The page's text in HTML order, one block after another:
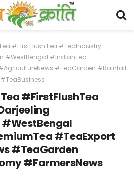
#FirstFlushTea #TeaIndustry
#WestBengal #IndianTea
#TeaGarden #Rainfall
#FirstFlushTea
#TeaExport
#TeaGarden
#FarmersNews